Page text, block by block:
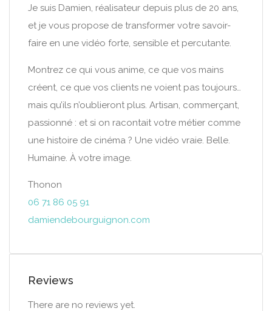
Je suis Damien, réalisateur depuis plus de 20 ans,
et je vous propose de transformer votre savoir-
faire en une vidéo forte, sensible et percutante.
Montrez ce qui vous anime, ce que vos mains
créent, ce que vos clients ne voient pas toujours…
mais qu’ils n’oublieront plus. Artisan, commerçant,
passionné : et si on racontait votre métier comme
une histoire de cinéma ? Une vidéo vraie. Belle.
Humaine. À votre image.
Thonon
06 71 86 05 91
damiendebourguignon.com
Reviews
There are no reviews yet.